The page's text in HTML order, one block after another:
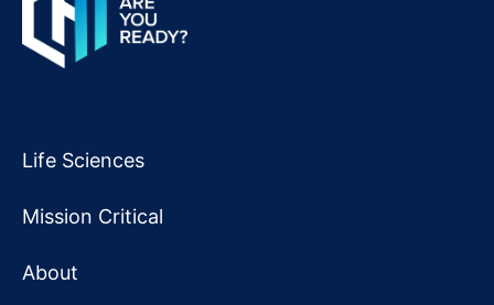
Life Sciences
Mission Critical
About